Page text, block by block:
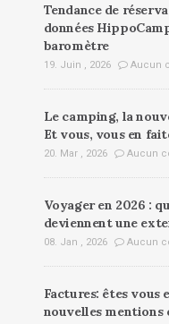
Tendance de
données
baromètre
19. Juin , 2026 Aucun
Le camping, la
Et vous, vous en
20. Mar , 2026 Aucun
Voyager en 2026 :
deviennent une
08. Jan , 2026 Aucun
Factures: êtes vous
nouvelles mentions